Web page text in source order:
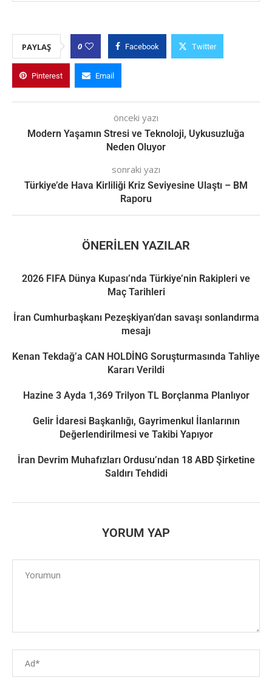
PAYLAŞ 0 Facebook Twitter
Pinterest Email
önceki yazı
Modern Yaşamın Stresi ve Teknoloji, Uykusuzluğa
Neden Oluyor
sonraki yazı
Türkiye’de Hava Kirliliği Kriz Seviyesine Ulaştı – BM
Raporu
ÖNERILEN YAZILAR
2026 FIFA Dünya Kupası’nda Türkiye’nin Rakipleri ve
Maç Tarihleri
İran Cumhurbaşkanı Pezeşkiyan’dan savaşı sonlandırma
mesajı
Kenan Tekdağ’a CAN HOLDİNG Soruşturmasında Tahliye
Kararı Verildi
Hazine 3 Ayda 1,369 Trilyon TL Borçlanma Planlıyor
Gelir İdaresi Başkanlığı, Gayrimenkul İlanlarının
Değerlendirilmesi ve Takibi Yapıyor
İran Devrim Muhafızları Ordusu’ndan 18 ABD Şirketine
Saldırı Tehdidi
YORUM YAP